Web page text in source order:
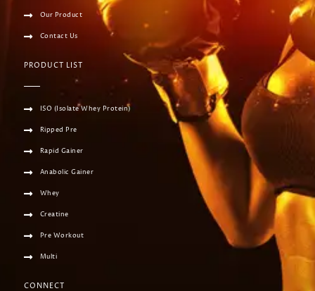
Our Product
Contact Us
PRODUCT LIST
ISO (Isolate Whey Protein)
Ripped Pre
Rapid Gainer
Anabolic Gainer
Whey
Creatine
Pre Workout
Multi
CONNECT